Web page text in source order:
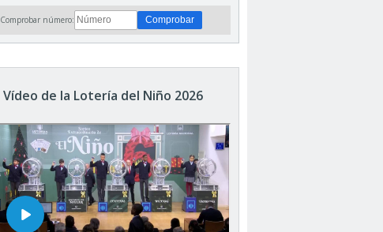
Comprobar número:
Vídeo de la Lotería del Niño 2026